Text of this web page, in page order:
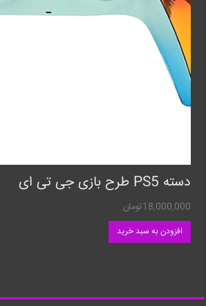
دسته PS5 طرح بازی جی تی ای
18,000,000تومان
افزودن به سبد خرید